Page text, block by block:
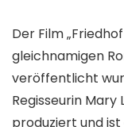
Der Film
gleichnamigen
veröffentlicht
Regisseurin Mary
produziert und